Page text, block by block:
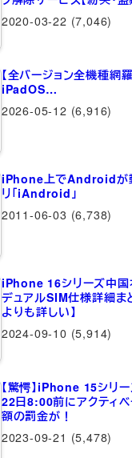
2020-03-22 (7,046)
【全バージョン全機種網
iPadOS…
2026-05-12 (6,916)
iPhone上でAndroidが
リ「iAndroid」
2011-06-03 (6,738)
iPhone 16シリーズ中
デュアルSIM仕様詳細ま
よりも詳しい】
2024-09-10 (5,914)
【驚愕】iPhone 15シリ
22日8:00前にアクティ
額の罰金が！
2023-09-21 (5,478)